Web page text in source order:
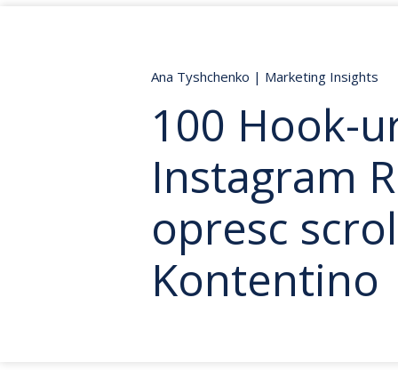
Ana Tyshchenko | Marketing Insights
100 Hook-
Instagram
opresc
Kontentino